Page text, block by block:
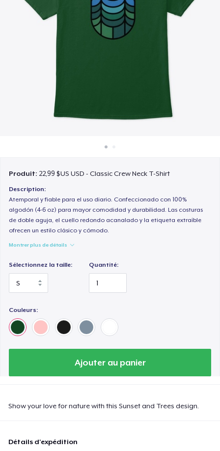
Vendez partout
Produit: 22,99 $US USD - Classic Crew Neck T-Shirt
Description:
Atemporal y fiable para el uso diario. Confeccionado con 100%
algodón (4-6 oz) para mayor comodidad y durabilidad. Las costuras
de doble aguja, el cuello redondo acanalado y la etiqueta extraíble
ofrecen un estilo clásico y cómodo.
Montrer plus de détails
Sélectionnez la taille: Quantité:
Couleurs:
Ajouter au panier
Show your love for nature with this Sunset and Trees design.
Détails d'expédition